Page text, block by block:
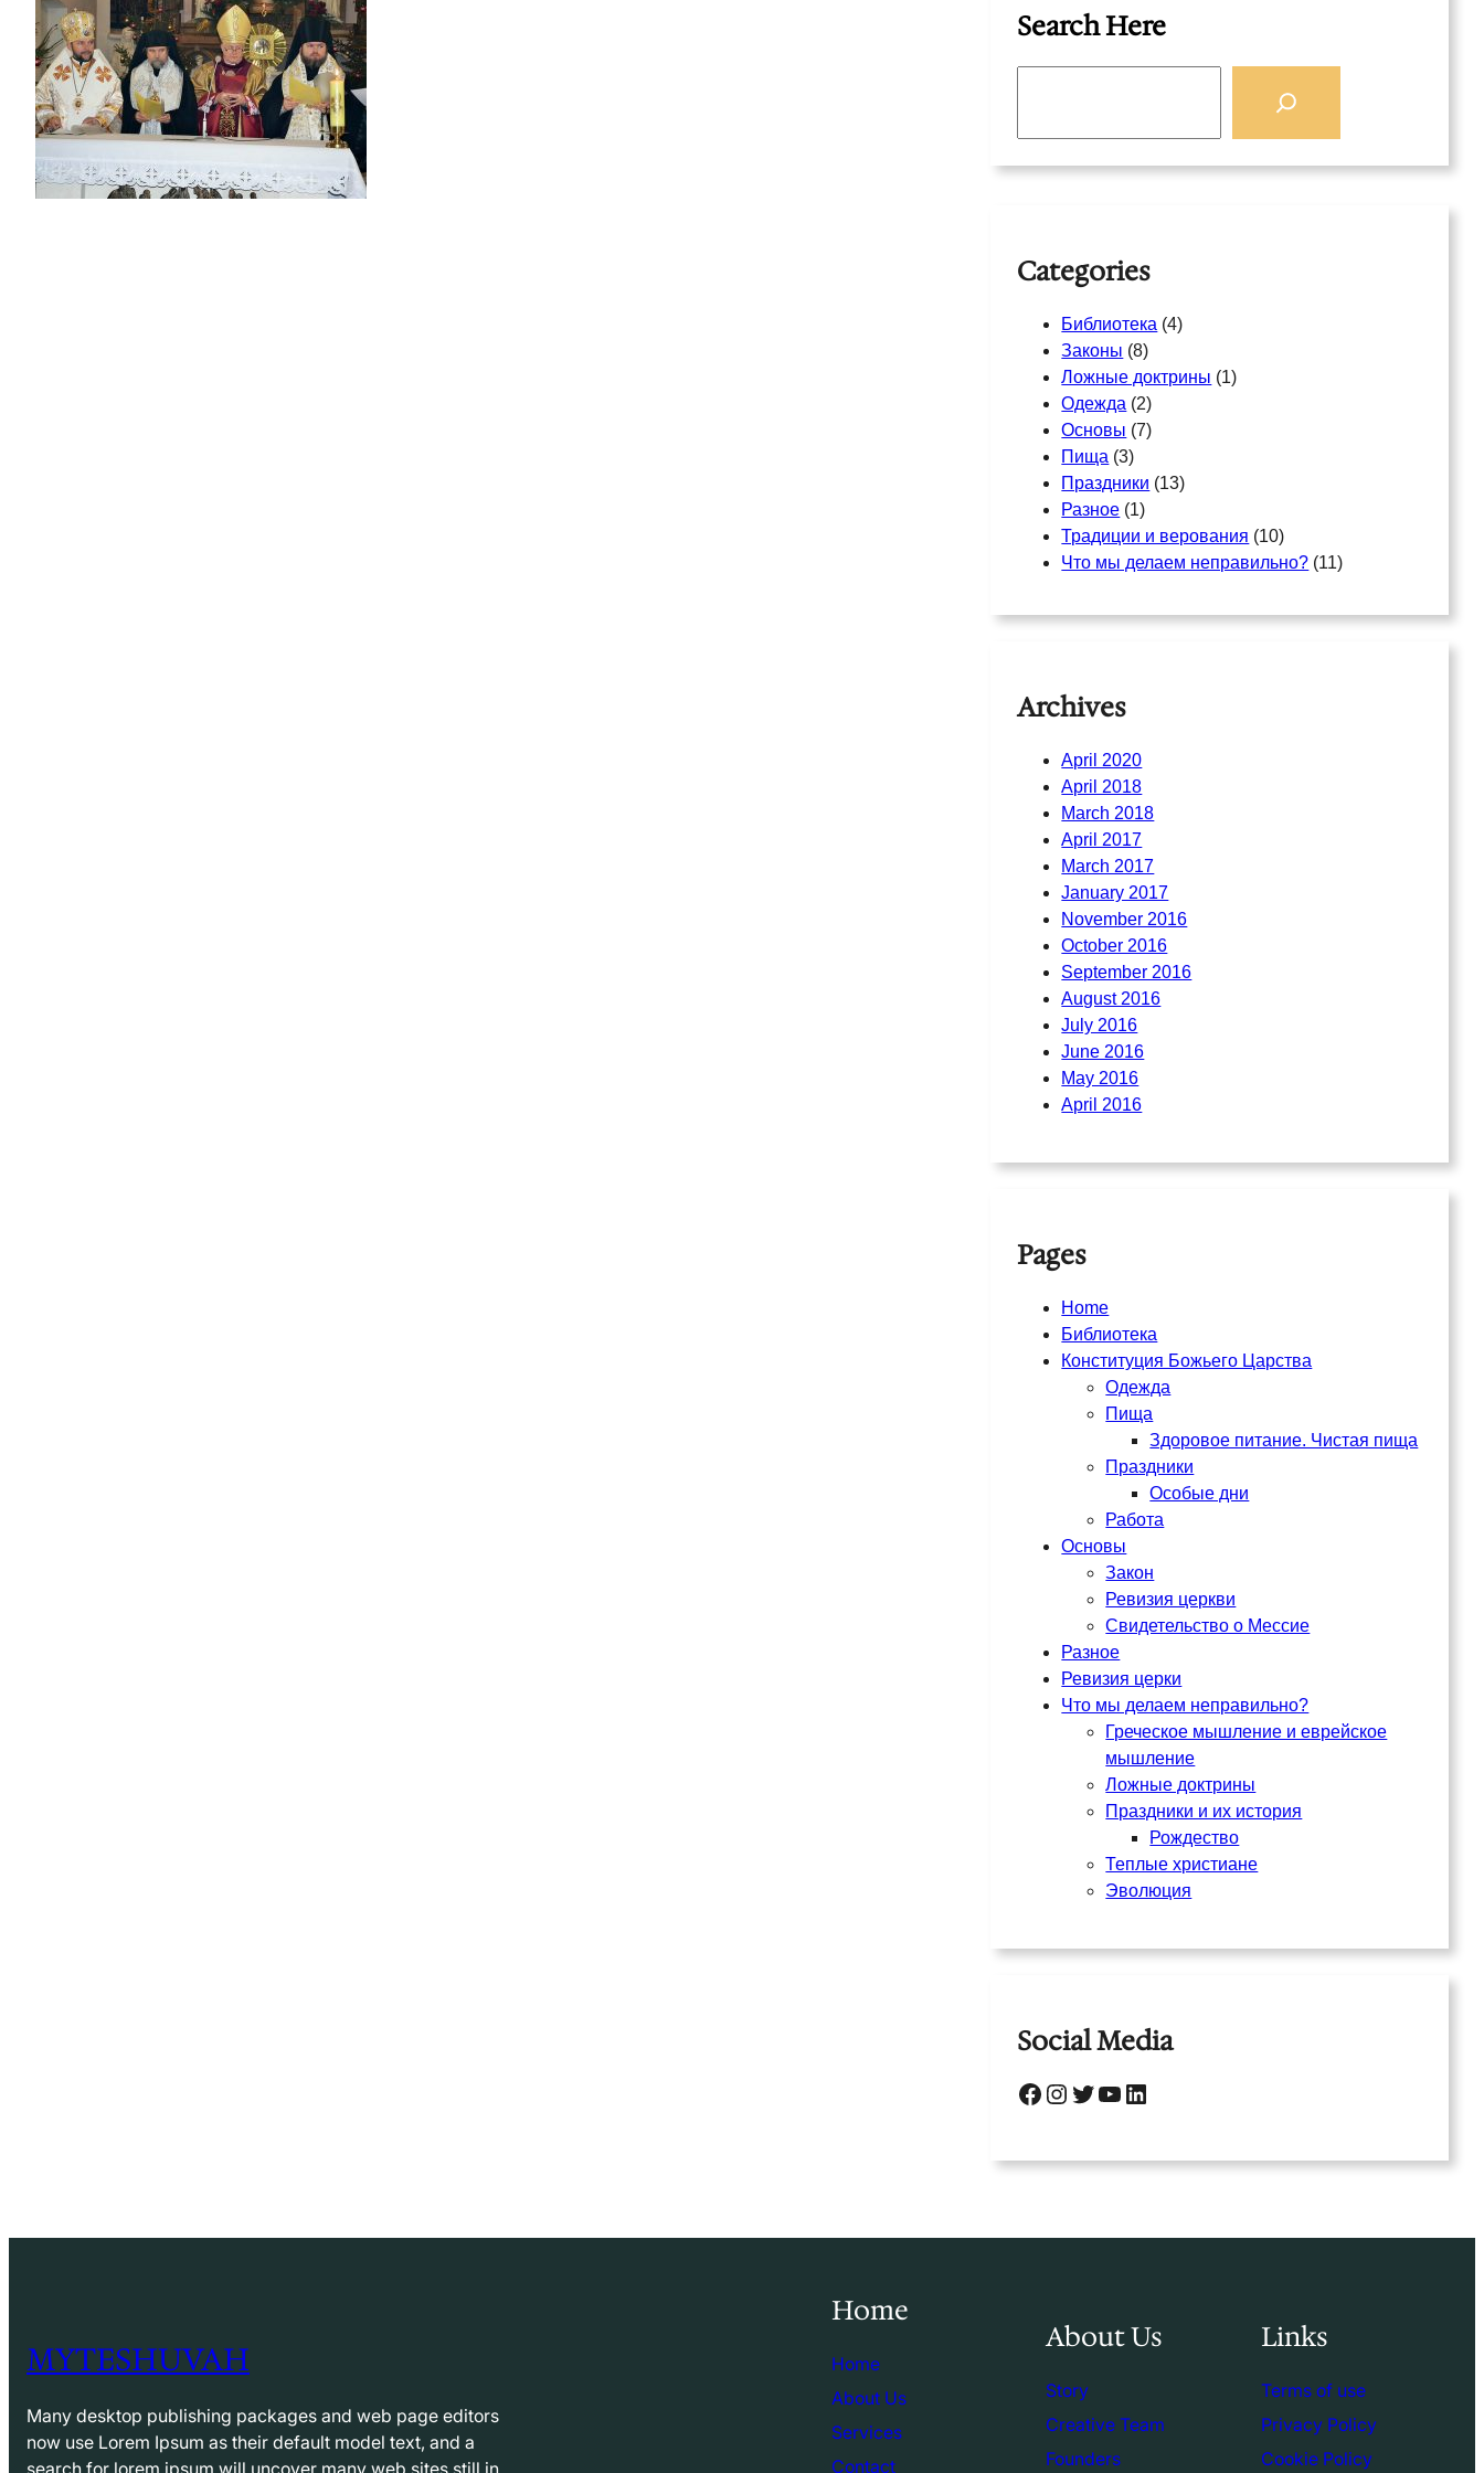
Search Here
Categories
Библиотека (4)
Законы (8)
Ложные доктрины (1)
Одежда (2)
Основы (7)
Пища (3)
Праздники (13)
Разное (1)
Традиции и верования (10)
Что мы делаем неправильно? (11)
Archives
April 2020
April 2018
March 2018
April 2017
March 2017
January 2017
November 2016
October 2016
September 2016
August 2016
July 2016
June 2016
May 2016
April 2016
Pages
Home
Библиотека
Конституция Божьего Царства
Одежда
Пища
Здоровое питание. Чистая пища
Праздники
Особые дни
Работа
Основы
Закон
Ревизия церкви
Свидетельство о Мессие
Разное
Ревизия церки
Что мы делаем неправильно?
Греческое мышление и еврейское
мышление
Ложные доктрины
Праздники и их история
Рождество
Теплые христиане
Эволюция
Social Media
Facebook Instagram Twitter YouTube LinkedIn
MYTESHUVAH
Many desktop publishing packages and web page editors
now use Lorem Ipsum as their default model text, and a
Home
Home
About Us
Services
Contact
About Us
Story
Creative Team
Founders
Links
Terms of use
Privacy Policy
Cookie Policy